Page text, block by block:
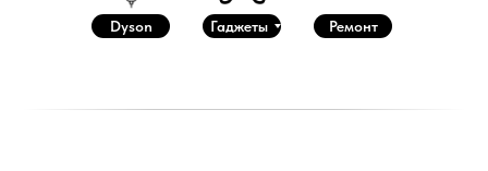
Dyson Гаджеты Ремонт